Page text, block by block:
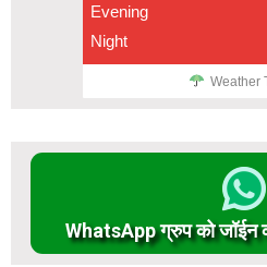
Evening
Night
Weather
WhatsApp ग्रुप को जॉईन